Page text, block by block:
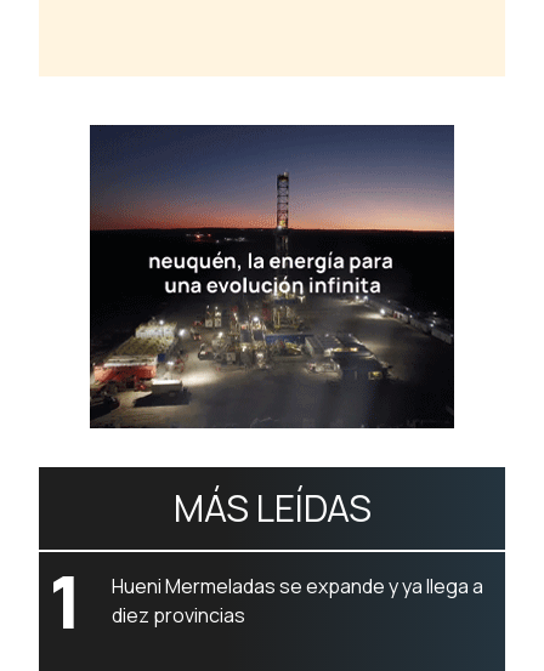
MÁS LEÍDAS
1
Hueni Mermeladas se expande y ya llega a
diez provincias